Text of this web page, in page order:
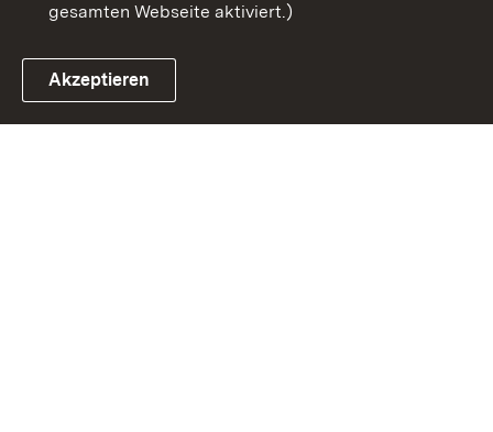
Link zum Landesportal
gesamten Webseite aktiviert.)
Akzeptieren